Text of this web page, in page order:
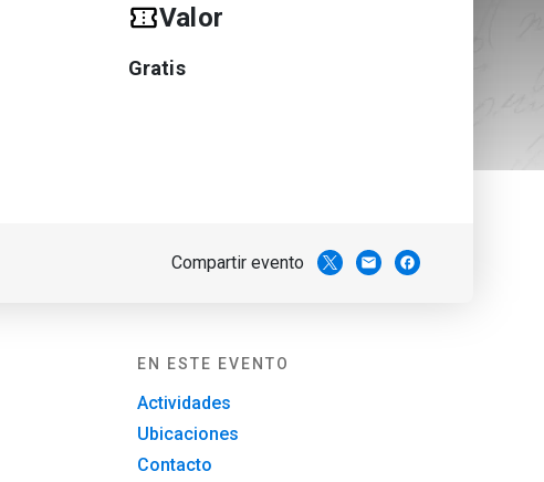
Valor
Gratis
Compartir evento email facebook
EN ESTE EVENTO
Actividades
Ubicaciones
Contacto